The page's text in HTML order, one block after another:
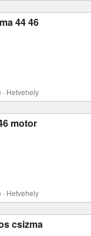
44 46
Hetvehely
motor
Hetvehely
csizma